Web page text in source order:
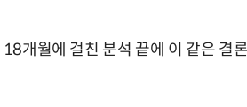
개월에 걸친 분석 끝에 이 같은 결